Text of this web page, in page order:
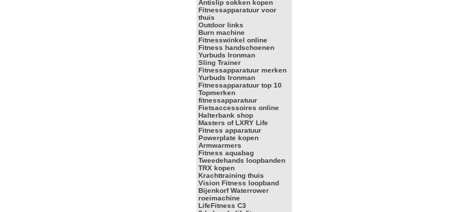
Antislip sokken kopen
Fitnessapparatuur voor
thuis
Outdoor links
Burn machine
Fitnesswinkel online
Fitness handschoenen
Yurbuds Ironman
Sling Trainer
Fitnessapparatuur merken
Yurbuds Ironman
Fitnessapparatuur top 10
Topmerken
fitnessapparatuur
Fietsaccessoires online
Halterbank shop
Masters of LXRY Life
Fitness apparatuur
Powerplate kopen
Armwarmers
Fitness aquabag
Tweedehands loopbanden
TRX kopen
Krachttraining thuis
Vision Fitness loopband
Bijenkorf Waterrower
roeimachine
LifeFitness C3